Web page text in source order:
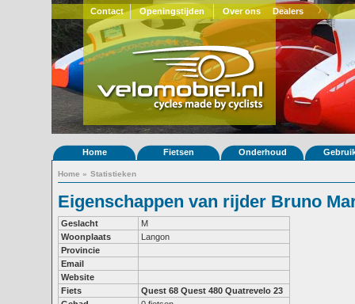
Contact Openingstijden Over ons Dealers
Home Fietsen Onderhoud
Home » Statistieken
Eigenschappen van rijder Bruno
Geslacht
M
Woonplaats
Langon
Provincie
Email
Website
Fiets
Quest 68 Quest 480 Quatrevelo 23